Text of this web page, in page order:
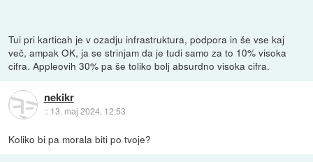
Tui pri karticah je v ozadju infrastruktura, podpora in še vse kaj
več, ampak OK, ja se strinjam da je tudi samo za to 10% visoka
cifra. Appleovih 30% pa še toliko bolj absurdno visoka cifra.
nekikr
:: 13. maj 2024, 12:53
Koliko bi pa morala biti po tvoje?